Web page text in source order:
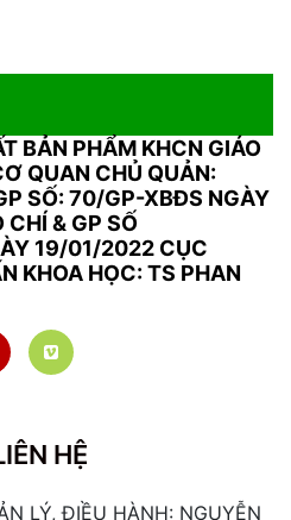
BẢN PHẨM KHCN GIÁO
QUAN CHỦ QUẢN:
SỐ: 70/GP-XBĐS NGÀY
& GP SỐ
19/01/2022 CỤC
KHOA HỌC: TS PHAN
HỆ
LÝ, ĐIỀU HÀNH: NGUYỄN